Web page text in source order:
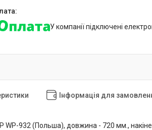
У компанії підключені
Інформація для
WP-932 (Польша), довжина - 720 мм.,